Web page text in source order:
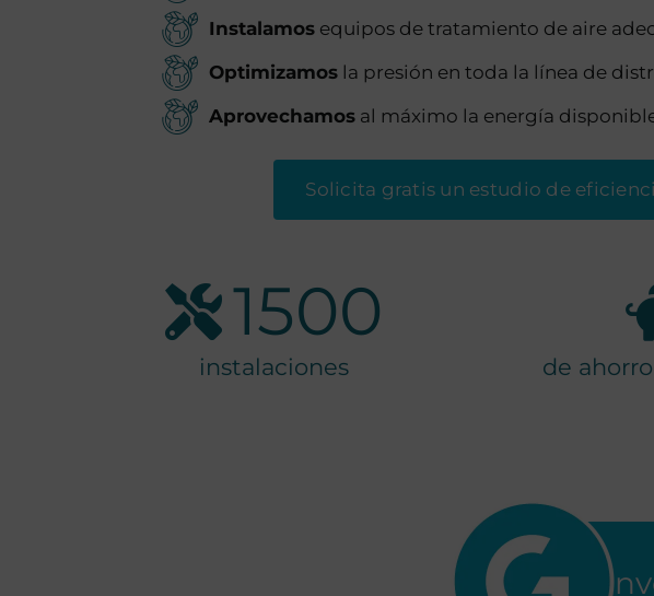
Instalamosequipos de tratamiento de aire
Optimizamosla presión en toda la línea de
Aprovechamosal máximo la energía
Solicita gratis un estudio de
1500
instalaciones de
Una